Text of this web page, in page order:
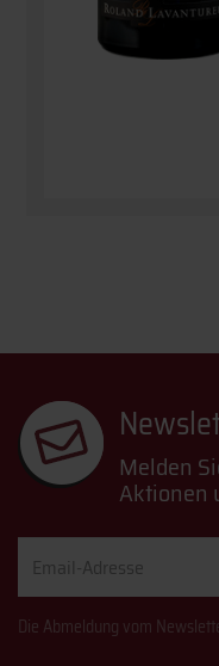
Melden
Aktionen
Adresse
Die Abmeldung vom